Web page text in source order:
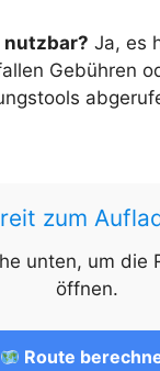
nutzbar? Ja, es
Gebühren
zum
unten, um die
öffnen.
Route